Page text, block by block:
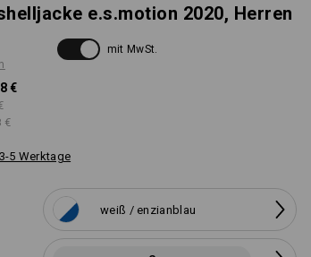
e.s.motion 2020, Herren
mit MwSt.
€
€
5 Werktage
weiß / enzianblau